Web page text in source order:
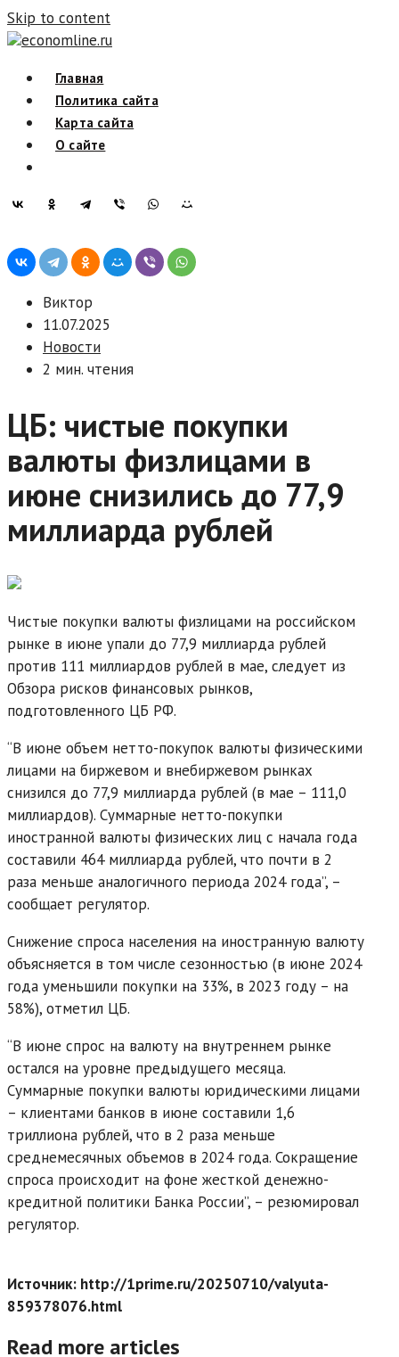
Skip to content
economline.ru
Главная
Политика сайта
Карта сайта
О сайте
Виктор
11.07.2025
Новости
2 мин. чтения
ЦБ: чистые покупки
валюты физлицами в
июне снизились до 77,9
миллиарда рублей
Чистые покупки валюты физлицами на российском
рынке в июне упали до 77,9 миллиарда рублей
против 111 миллиардов рублей в мае, следует из
Обзора рисков финансовых рынков,
подготовленного ЦБ РФ.
“В июне объем нетто-покупок валюты физическими
лицами на биржевом и внебиржевом рынках
снизился до 77,9 миллиарда рублей (в мае – 111,0
миллиардов). Суммарные нетто-покупки
иностранной валюты физических лиц с начала года
составили 464 миллиарда рублей, что почти в 2
раза меньше аналогичного периода 2024 года”, –
сообщает регулятор.
Снижение спроса населения на иностранную валюту
объясняется в том числе сезонностью (в июне 2024
года уменьшили покупки на 33%, в 2023 году – на
58%), отметил ЦБ.
“В июне спрос на валюту на внутреннем рынке
остался на уровне предыдущего месяца.
Суммарные покупки валюты юридическими лицами
– клиентами банков в июне составили 1,6
триллиона рублей, что в 2 раза меньше
среднемесячных объемов в 2024 года. Сокращение
спроса происходит на фоне жесткой денежно-
кредитной политики Банка России”, – резюмировал
регулятор.
Источник: http://1prime.ru/20250710/valyuta-
859378076.html
Read more articles